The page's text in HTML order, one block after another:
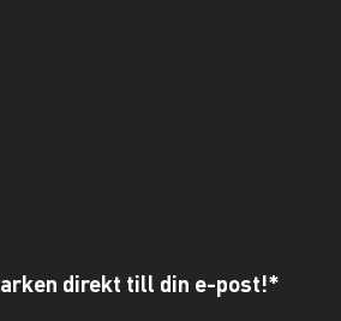
direkt till din e-post!*